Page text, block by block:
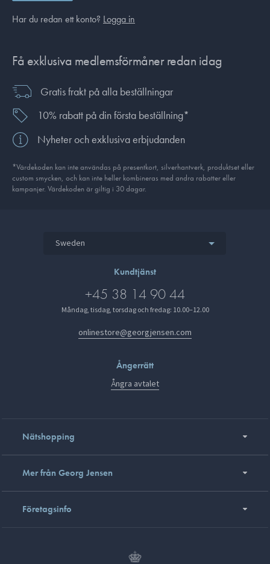
Har du redan ett konto? Logga in
Få exklusiva medlemsförmåner redan idag
Gratis frakt på alla beställningar
10% rabatt på din första beställning*
Nyheter och exklusiva erbjudanden
*Värdekoden kan inte användas på presentkort, silverhantverk, produkt­set eller
custom smycken, och kan inte heller kombineras med andra rabatter eller
kampanjer. Värdekoden är giltig i 30 dagar.
Sweden
Kundtjänst
+45 38 14 90 44
Måndag, tisdag, torsdag och fredag: 10.00–12.00
onlinestore@georgjensen.com
Ångerrätt
Ångra avtalet
Nätshopping
Mer från Georg Jensen
Företagsinfo